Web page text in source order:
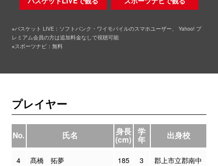
※バスケット LIVE：ソフトバンク・ワイモバイルのスマホユーザー、 Yahoo! プ
レミアム会員の方は追加料金なしで視聴可能
※スポーツナビ：無料
プレイヤー
No. 氏名 身長
(cm)
学
年 出身校
4 髙橋 拓夢 185 3 郡上市立郡南中